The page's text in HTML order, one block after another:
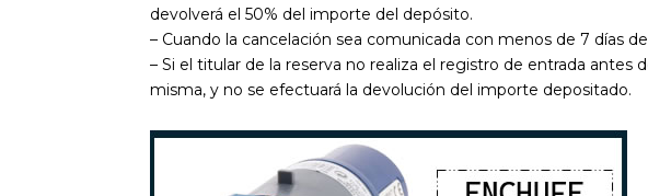
devolverá el 50% del importe del depósito.
– Cuando la cancelación sea comunicada con menos de 7 días
– Si el titular de la reserva no realiza el registro de entrada antes
misma, y no se efectuará la devolución del importe depositado.